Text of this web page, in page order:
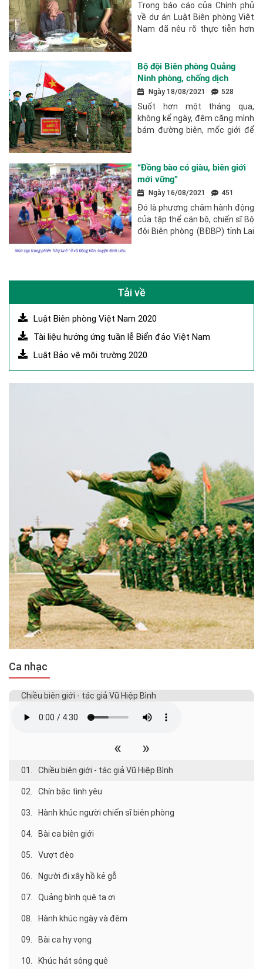
xuyên biên giới
Trong báo cáo của Chính phủ
về dự án Luật Biên phòng Việt
Nam đã nêu rõ thực tiễn hơn
hiệu quả các hình thức, biện
pháp công tác...
Bộ đội Biên phòng Quảng
Ninh phòng, chống dịch
Covid-19
Ngày 18/08/2021 528
Suốt hơn một tháng qua,
không kể ngày, đêm căng mình
bám đường biên, mốc giới để
Bộ đội Biên phòng (BĐBP) tỉnh
Quảng Ninh luôn...
“Đồng bào có giàu, biên giới
mới vững”
Ngày 16/08/2021 451
Đó là phương châm hành động
của tập thể cán bộ, chiến sĩ Bộ
đội Biên phòng (BĐBP) tỉnh Lai
Tải về
Luật Biên phòng Việt Nam 2020
Tài liệu hưởng ứng tuần lễ Biển đảo Việt Nam
Luật Bảo vệ môi trường 2020
Ca nhạc
Chiều biên giới - tác giả Vũ Hiệp Bình
« »
01. Chiều biên giới - tác giả Vũ Hiệp Bình
02. Chín bậc tình yêu
03. Hành khúc người chiến sĩ biên phòng
04. Bài ca biên giới
05. Vượt đèo
06. Người đi xây hồ kẻ gỗ
07. Quảng bình quê ta ơi
08. Hành khúc ngày và đêm
09. Bài ca hy vọng
10. Khúc hát sông quê